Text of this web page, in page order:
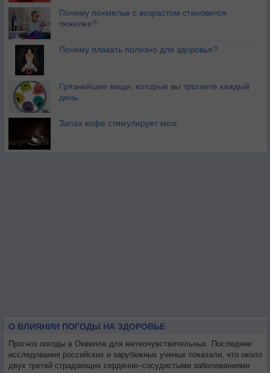
Почему похмелье с возрастом становится
тяжелее?
Почему плакать полезно для здоровья?
Грязнейшие вещи, которые вы трогаете каждый
день
Запах кофе стимулирует мозг
О ВЛИЯНИИ ПОГОДЫ НА ЗДОРОВЬЕ
Прогноз погоды в Оквилле для метеочувствительных. Последние
исследования российских и зарубежных ученых показали, что около
двух третей страдающих сердечно–сосудистыми заболеваниями